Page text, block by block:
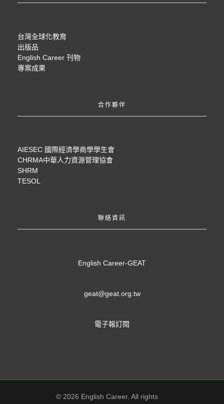
台灣全球化教育
出版品
English Career 刊物
專案成果
合作夥伴
AIESEC 國際經濟學商學學生會
CHRMA中華人力資源管理協會
SHRM
TESOL
聯絡資訊
English Career-GEAT
geat@geat.org.tw
電子報訂閱
© 2026 English Career. All rights